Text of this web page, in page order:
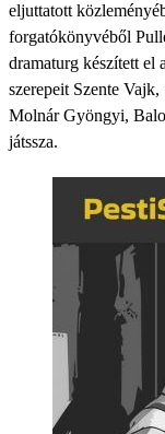
eljuttatott
forgatókönyvéből
dramaturg készített el
szerepeit Szente
Molnár Gyöngyi,
játssza.